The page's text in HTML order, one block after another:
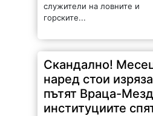
служители на ловните и
горските...
Скандално!
наред стои
пътят Враца-
институциите